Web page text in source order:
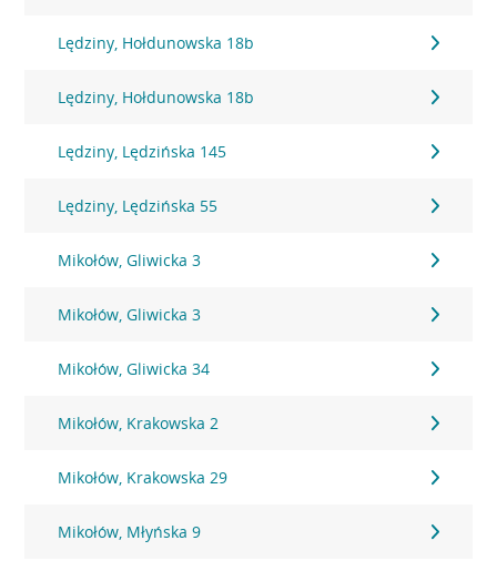
Lędziny, Hołdunowska 18b
Lędziny, Hołdunowska 18b
Lędziny, Lędzińska 145
Lędziny, Lędzińska 55
Mikołów, Gliwicka 3
Mikołów, Gliwicka 3
Mikołów, Gliwicka 34
Mikołów, Krakowska 2
Mikołów, Krakowska 29
Mikołów, Młyńska 9